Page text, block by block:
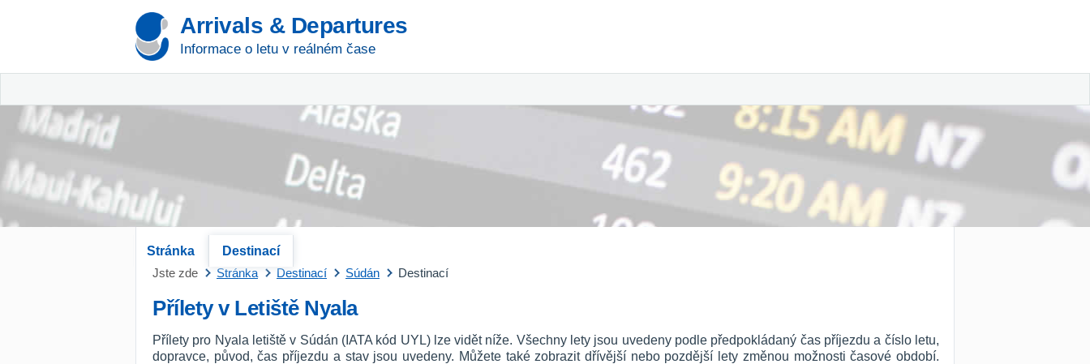
Arrivals & Departures
Informace o letu v reálném čase
Stránka
Destinací
Jste zde
Stránka Destinací Súdán Destinací
Přílety v Letiště Nyala
Přílety pro Nyala letiště v Súdán (IATA kód UYL) lze vidět níže. Všechny lety jsou uvedeny podle předpokládaný čas příjezdu a číslo letu,
dopravce, původ, čas příjezdu a stav jsou uvedeny. Můžete také zobrazit dřívější nebo pozdější lety změnou možnosti časové období.